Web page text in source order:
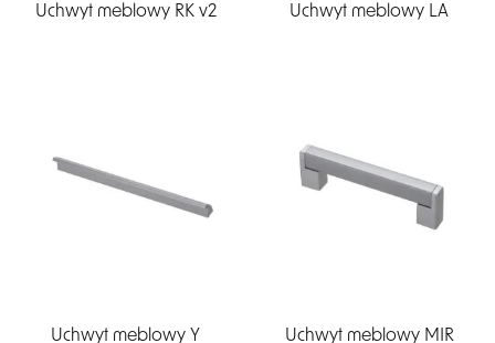
Uchwyt meblowy RK v2 Uchwyt meblowy LA
Uchwyt meblowy Y Uchwyt meblowy MIR